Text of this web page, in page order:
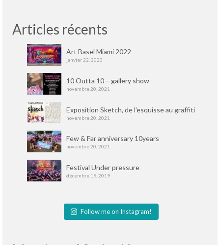
Articles récents
Art Basel Miami 2022
janvier 22, 2023
10 Outta 10 – gallery show
novembre 20, 2021
Exposition Sketch, de l’esquisse au graffiti
novembre 20, 2021
Few & Far anniversary 10years
novembre 20, 2021
Festival Under pressure
décembre 19, 2019
Follow me on Instagram!